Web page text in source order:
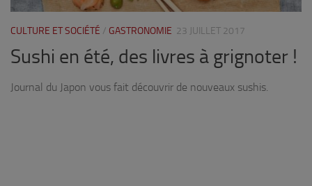
CULTURE ET SOCIÉTÉ / GASTRONOMIE 23 JUILLET 2017
Sushi en été, des livres à grignoter !
Journal du Japon vous fait découvrir de nouveaux sushis.